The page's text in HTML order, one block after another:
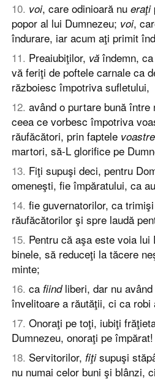
10. voi, care odinioară nu eraţi
popor al lui Dumnezeu; voi,
îndurare, iar acum aţi primit
11. Preaiubiţilor, vă îndemn,
vă feriţi de poftele carnale ca
războiesc împotriva sufletului,
12. având o purtare bună
ceea ce vorbesc împotriva
răufăcători, prin faptele voastre
martori, să-L glorifice pe
13. Fiţi supuşi deci, pentru
omeneşti, fie împăratului, ca
14. fie guvernatorilor, ca
răufăcătorilor şi spre laudă
15. Pentru că aşa este voia
binele, să reduceţi la tăcere
minte;
16. ca fiindliberi, dar nu
învelitoare a răutăţii, ci ca robi
17. Onoraţi pe toţi, iubiţi
Dumnezeu, onoraţi pe împărat!
18. Servitorilor, fiţisupuşi
nu numai celor buni şi blânzi,